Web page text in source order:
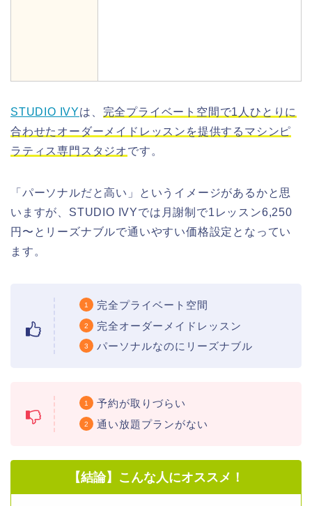
STUDIO IVYは、 完全プライベート空間で1人ひとりに
合わせたオーダーメイドレッスンを提供するマシンピ
ラティス専門スタジオ です。
「パーソナルだと高い」というイメージがあるかと思
いますが、STUDIO IVYでは月謝制で1レッスン6,250
円〜とリーズナブルで通いやすい価格設定となってい
ます。
完全プライベート空間
完全オーダーメイドレッスン
パーソナルなのにリーズナブル
予約が取りづらい
通い放題プランがない
【結論】こんな人にオススメ！